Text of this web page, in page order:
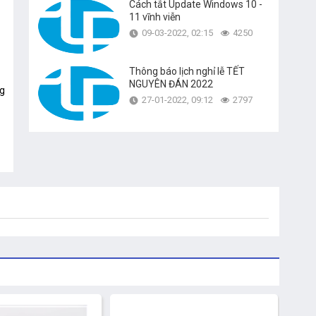
Cách tắt Update Windows 10 -
11 vĩnh viễn
09-03-2022, 02:15 4250
Thông báo lịch nghỉ lễ TẾT
NGUYÊN ĐÁN 2022
27-01-2022, 09:12 2797